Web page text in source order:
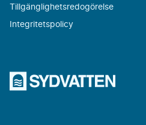
Tillgänglighetsredogörelse
Integritetspolicy